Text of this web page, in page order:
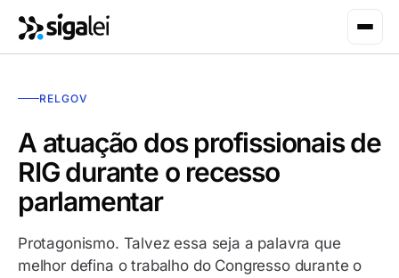
RELGOV
A atuação dos profissionais de
RIG durante o recesso
parlamentar
Protagonismo. Talvez essa seja a palavra que
melhor defina o trabalho do Congresso durante o